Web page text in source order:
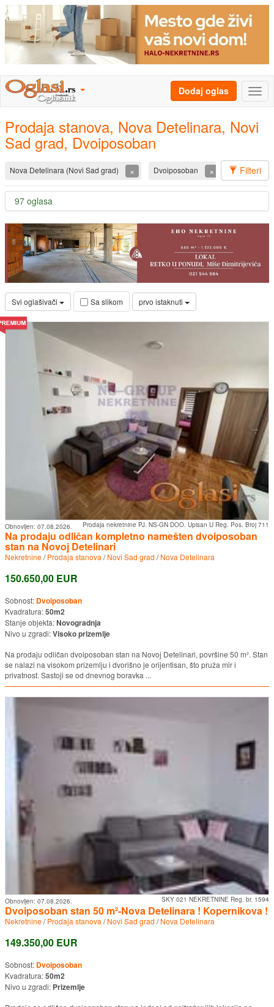
Dodaj oglas
Prodaja stanova, Nova Detelinara, Novi
Sad grad, Dvoiposoban
Filteri
Nova Detelinara (Novi Sad grad) × Dvoiposoban ×
97 oglasa
Svi oglašivači Sa slikom prvo istaknuti
Prodaja nekretnine PJ. NS-GN DOO. Upisan U Reg. Pos. Broj 711
Obnovljen: 07.08.2026.
Na prodaju odličan kompletno namešten dvoiposoban
stan na Novoj Detelinari
Nekretnine/Prodaja stanova /Novi Sad grad /Nova Detelinara
150.650,00 EUR
Sobnost: Dvoiposoban
Kvadratura:50m2
Stanje objekta:Novogradnja
Nivo u zgradi:Visoko prizemlje
Na prodaju odličan dvoiposoban stan na Novoj Detelinari, površine 50 m². Stan
se nalazi na visokom prizemlju i dvorišno je orijentisan, što pruža mir i
privatnost. Sastoji se od dnevnog boravka ...
SKY 021 NEKRETNINE Reg. br. 1594
Obnovljen: 07.08.2026.
Dvoiposoban stan 50 m²-Nova Detelinara ! Kopernikova !
Nekretnine/Prodaja stanova /Novi Sad grad /Nova Detelinara
149.350,00 EUR
Sobnost: Dvoiposoban
Kvadratura:50m2
Nivo u zgradi: Prizemlje